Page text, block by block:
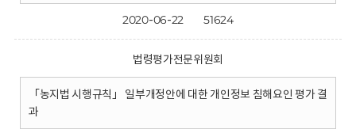
2020-06-22 51624
법령평가전문위원회
「농지법 시행규칙」 일부개정안에 대한 개인정보 침해요인 평가 결
과